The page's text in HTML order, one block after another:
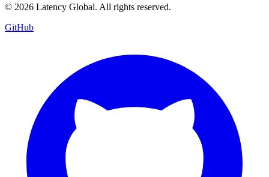
© 2026 Latency Global. All rights reserved.
GitHub